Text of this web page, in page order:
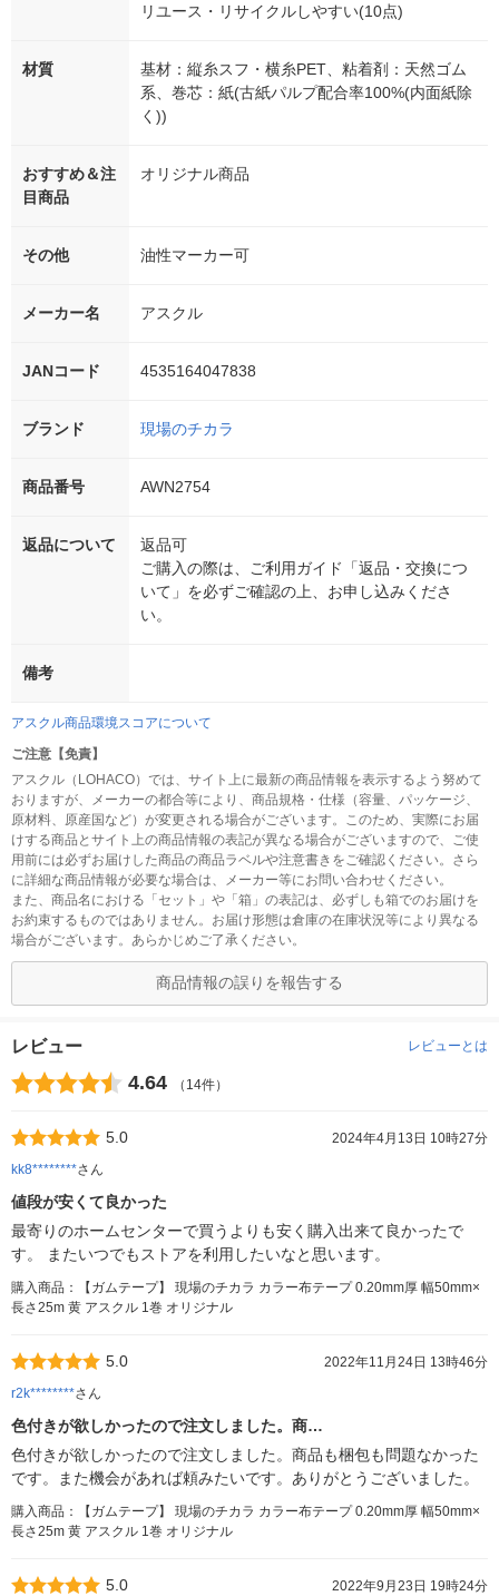
リユース・リサイクルしやすい(10点)
材質
基材：縦糸スフ・横糸PET、粘着剤：天然ゴム
系、巻芯：紙(古紙パルプ配合率100%(内面紙除
く))
おすすめ＆注
目商品
オリジナル商品
その他 油性マーカー可
メーカー名 アスクル
JANコード 4535164047838
ブランド 現場のチカラ
商品番号 AWN2754
返品について
返品可
ご購入の際は、ご利用ガイド「返品・交換につ
いて」を必ずご確認の上、お申し込みくださ
い。
備考
アスクル商品環境スコアについて
ご注意【免責】
アスクル（LOHACO）では、サイト上に最新の商品情報を表示するよう努めて
おりますが、メーカーの都合等により、商品規格・仕様（容量、パッケージ、
原材料、原産国など）が変更される場合がございます。このため、実際にお届
けする商品とサイト上の商品情報の表記が異なる場合がございますので、ご使
用前には必ずお届けした商品の商品ラベルや注意書きをご確認ください。さら
に詳細な商品情報が必要な場合は、メーカー等にお問い合わせください。
また、商品名における「セット」や「箱」の表記は、必ずしも箱でのお届けを
お約束するものではありません。お届け形態は倉庫の在庫状況等により異なる
場合がございます。あらかじめご了承ください。
商品情報の誤りを報告する
レビュー レビューとは
4.64 （14件）
5.0
2024年4月13日 10時27分
kk8********さん
値段が安くて良かった
最寄りのホームセンターで買うよりも安く購入出来て良かったで
す。 またいつでもストアを利用したいなと思います。
購入商品：【ガムテープ】 現場のチカラ カラー布テープ 0.20mm厚 幅50mm×
長さ25m 黄 アスクル 1巻 オリジナル
5.0
2022年11月24日 13時46分
r2k********さん
色付きが欲しかったので注文しました。商…
色付きが欲しかったので注文しました。商品も梱包も問題なかった
です。また機会があれば頼みたいです。ありがとうございました。
購入商品：【ガムテープ】 現場のチカラ カラー布テープ 0.20mm厚 幅50mm×
長さ25m 黄 アスクル 1巻 オリジナル
5.0
2022年9月23日 19時24分